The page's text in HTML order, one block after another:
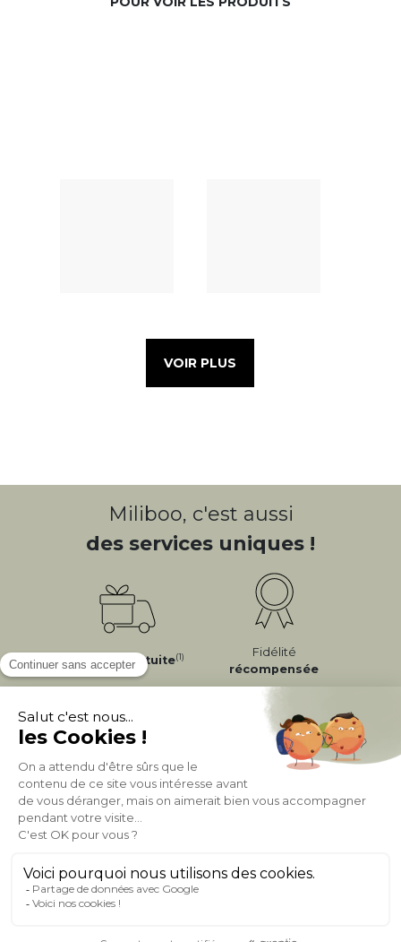
VOIR PLUS
Miliboo, c'est aussi
des services uniques !
LivraisonGratuite(1)
Fidélité
récompensée
Expéditionen
24/72h
Appel gratuit
0 20 88 04 14
À PROPOS DE MILIBOO